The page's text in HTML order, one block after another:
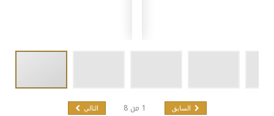
السابق 1 من 8 التالي